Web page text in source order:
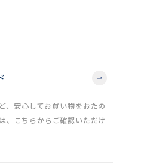
、安心してお買い物をおたの
、こちらからご確認いただけ